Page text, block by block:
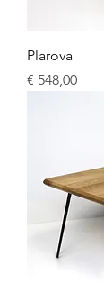
Plarova
Prijs
€ 548,00